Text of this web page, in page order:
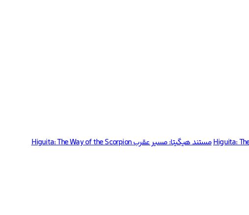
مستند هیگیتا: مسیر عقرب Higuita: The Way of the Scorpion